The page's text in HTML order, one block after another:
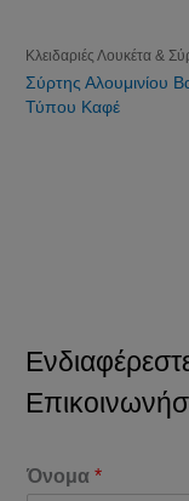
Κλειδαριές Λουκέτα &
Σύρτης Αλουμινίου
Τύπου Καφέ
Όνομα*